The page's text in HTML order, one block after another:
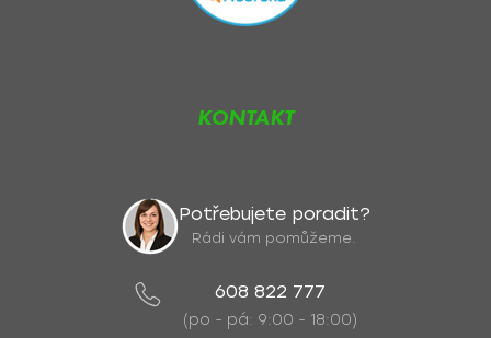
KONTAKT
Potřebujete poradit?
Rádi vám pomůžeme.
608 822 777
(po - pá: 9:00 - 18:00)